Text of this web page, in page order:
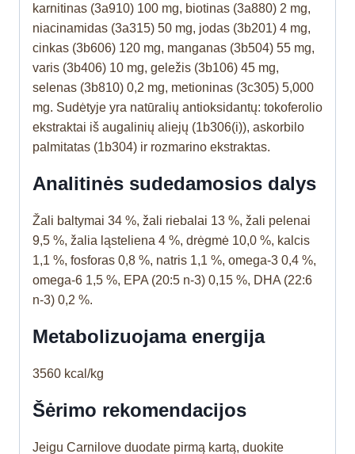
karnitinas (3a910) 100 mg, biotinas (3a880) 2 mg,
niacinamidas (3a315) 50 mg, jodas (3b201) 4 mg,
cinkas (3b606) 120 mg, manganas (3b504) 55 mg,
varis (3b406) 10 mg, geležis (3b106) 45 mg,
selenas (3b810) 0,2 mg, metioninas (3c305) 5,000
mg. Sudėtyje yra natūralių antioksidantų: tokoferolio
ekstraktai iš augalinių aliejų (1b306(i)), askorbilo
palmitatas (1b304) ir rozmarino ekstraktas.
Analitinės sudedamosios dalys
Žali baltymai 34 %, žali riebalai 13 %, žali pelenai
9,5 %, žalia ląsteliena 4 %, drėgmė 10,0 %, kalcis
1,1 %, fosforas 0,8 %, natris 1,1 %, omega-3 0,4 %,
omega-6 1,5 %, EPA (20:5 n-3) 0,15 %, DHA (22:6
n-3) 0,2 %.
Metabolizuojama energija
3560 kcal/kg
Šėrimo rekomendacijos
Jeigu Carnilove duodate pirmą kartą, duokite